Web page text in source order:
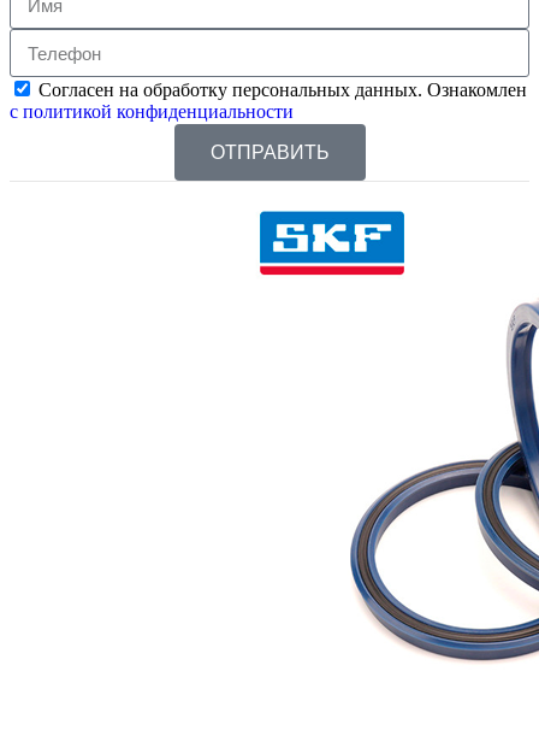
Согласен на обработку персональных данных. Ознакомлен
с политикой конфиденциальности
ОТПРАВИТЬ